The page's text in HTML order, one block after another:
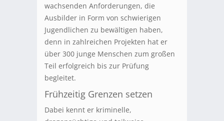
wachsenden Anforderungen, die
Ausbilder in Form von schwierigen
Jugendlichen zu bewältigen haben,
denn in zahlreichen Projekten hat er
über 300 junge Menschen zum großen
Teil erfolgreich bis zur Prüfung
begleitet.
Frühzeitig Grenzen setzen
Dabei kennt er kriminelle,